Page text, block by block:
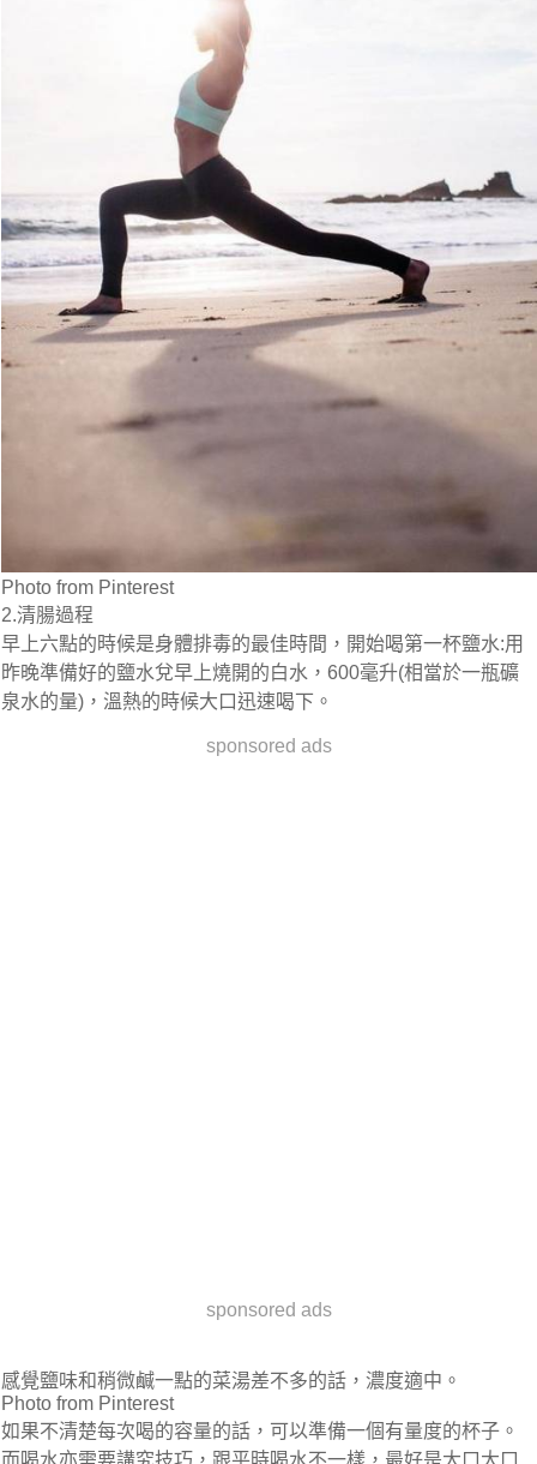
Photo from Pinterest
2.清腸過程
早上六點的時候是身體排毒的最佳時間，開始喝第一杯鹽水:用
昨晚準備好的鹽水兌早上燒開的白水，600毫升(相當於一瓶礦
泉水的量)，溫熱的時候大口迅速喝下。
sponsored ads
sponsored ads
感覺鹽味和稍微鹹一點的菜湯差不多的話，濃度適中。
Photo from Pinterest
如果不清楚每次喝的容量的話，可以準備一個有量度的杯子。